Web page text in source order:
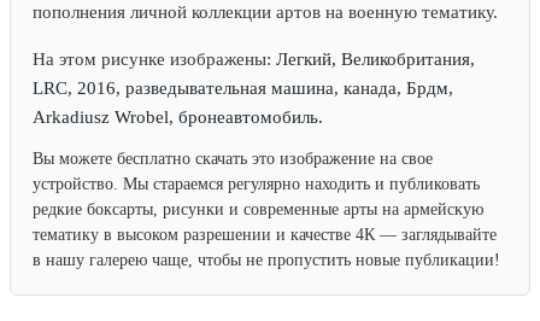
пополнения личной коллекции артов на военную тематику.
На этом рисунке изображены: Легкий, Великобритания,
LRC, 2016, разведывательная машина, канада, Брдм,
Arkadiusz Wrobel, бронеавтомобиль.
Вы можете бесплатно скачать это изображение на свое
устройство. Мы стараемся регулярно находить и публиковать
редкие боксарты, рисунки и современные арты на армейскую
тематику в высоком разрешении и качестве 4К — заглядывайте
в нашу галерею чаще, чтобы не пропустить новые публикации!